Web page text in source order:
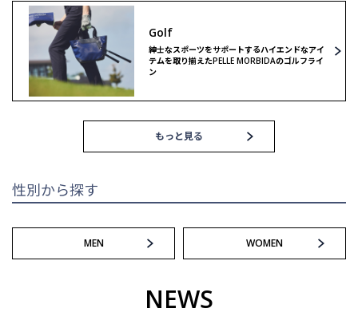
ゴルフ
Golf
紳士なスポーツをサポートするハイエンドなアイ
テムを取り揃えたPELLE MORBIDAのゴルフライ
ン
もっと見る
性別から探す
MEN WOMEN
NEWS